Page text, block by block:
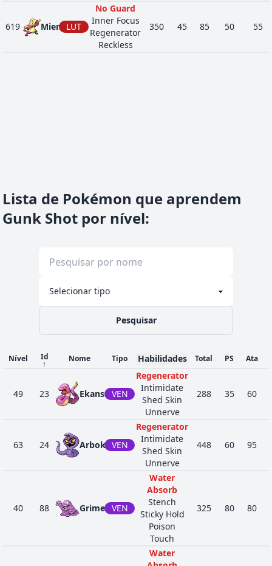
619 MienfooLUT
No Guard
Inner Focus
Regenerator
Reckless
350 45 85 50 55
Lista de Pokémon que aprendem
Gunk Shot por nível:
Pesquisar
Nível Id
↑
Nome Tipo Habilidades Total PS Ata
49 23 Ekans VEN
Regenerator
Intimidate
Shed Skin
Unnerve
288 35 60
63 24 Arbok VEN
Regenerator
Intimidate
Shed Skin
Unnerve
448 60 95
40 88 Grimer VEN
Water
Absorb
Stench
Sticky Hold
Poison
Touch
325 80 80
Water